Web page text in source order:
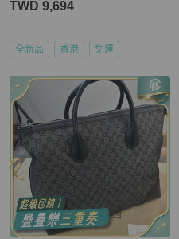
TWD 9,694
全新品 香港 免運